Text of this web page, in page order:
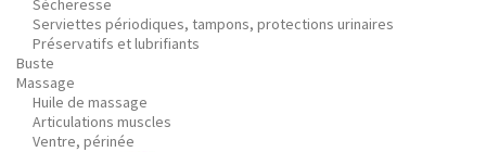
Sècheresse
Serviettes périodiques, tampons, protections urinaires
Préservatifs et lubrifiants
Buste
Massage
Huile de massage
Articulations muscles
Ventre, périnée